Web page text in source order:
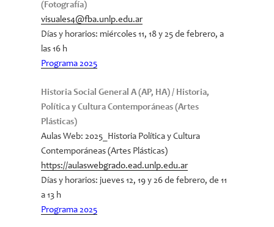
(Fotografía)
visuales4@fba.unlp.edu.ar
Días y horarios: miércoles 11, 18 y 25 de febrero, a
las 16 h
Programa 2025
Historia Social General A (AP, HA) / Historia,
Política y Cultura Contemporáneas (Artes
Plásticas)
Aulas Web: 2025_Historia Política y Cultura
Contemporáneas (Artes Plásticas)
https://aulaswebgrado.ead.unlp.edu.ar
Días y horarios: jueves 12, 19 y 26 de febrero, de 11
a 13 h
Programa 2025